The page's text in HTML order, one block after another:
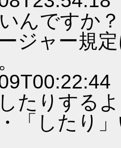
んですか
ャー規定
たりする
「したり